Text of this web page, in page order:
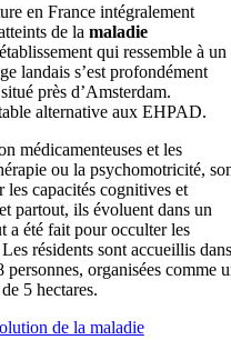
en France intégralement
de la maladie
qui ressemble à un
landais s’est profondément
près d’Amsterdam.
alternative aux EHPAD.
médicamenteuses et les
ou la psychomotricité,
les capacités cognitives et
partout, ils évoluent dans un
a été fait pour occulter les
résidents sont accueillis dans
organisées comme
5 hectares.
de la maladie